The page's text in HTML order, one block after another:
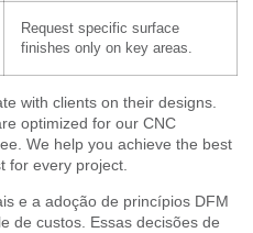
Request specific surface
finishes only on key areas.
with clients on their designs.
optimized for our CNC
We help you achieve the best
for every project.
e a adoção de princípios DFM
de custos. Essas decisões de